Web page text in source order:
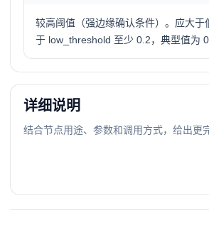
较高阈值（强边缘确认条件）。应大于
于 low_threshold 至少 0.2，典型值为
详细说明
结合节点用途、参数和调用方式，给出更